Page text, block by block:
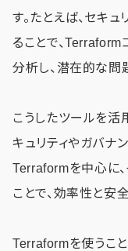
す。たとえば、セキ
ることで、Terraform
分析し、潜在的な問
こうしたツールを活
キュリティやガバナ
Terraformを中心に
ことで、効率性と安
Terraformを使うこ